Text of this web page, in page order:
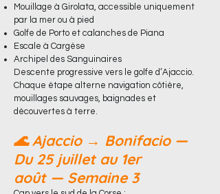
Mouillage à Girolata, accessible uniquement
par la mer ou à pied
Golfe de Porto et calanches de Piana
Escale à Cargèse
Archipel des Sanguinaires
Descente progressive vers le golfe d’Ajaccio.
Chaque étape alterne navigation côtière,
mouillages sauvages, baignades et
découvertes à terre.
🌊 Ajaccio → Bonifacio —
Du 25 juillet au 1er
août — Semaine 3